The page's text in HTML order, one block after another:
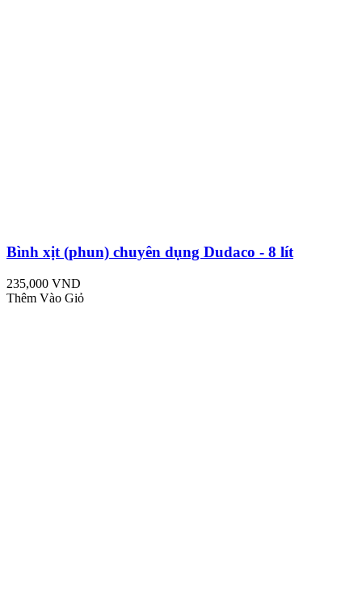
Bình xịt (phun) chuyên dụng Dudaco - 8 lít
235,000 VND
Thêm Vào Giỏ